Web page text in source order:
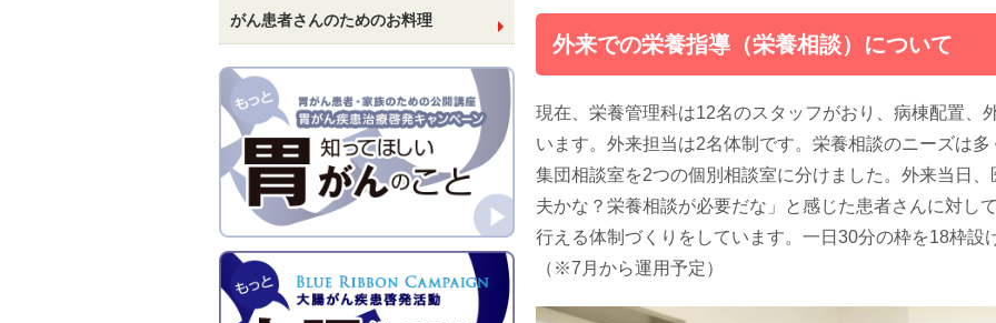
外来での栄養指導（栄養相談）について
現在、栄養管理科は12名のスタッフがおり、病棟配置、
います。外来担当は2名体制です。栄養相談のニーズは
集団相談室を2つの個別相談室に分けました。外来当日
夫かな？栄養相談が必要だな」と感じた患者さんに対し
行える体制づくりをしています。一日30分の枠を18枠設
（※7月から運用予定）
がん患者さんのためのお料理